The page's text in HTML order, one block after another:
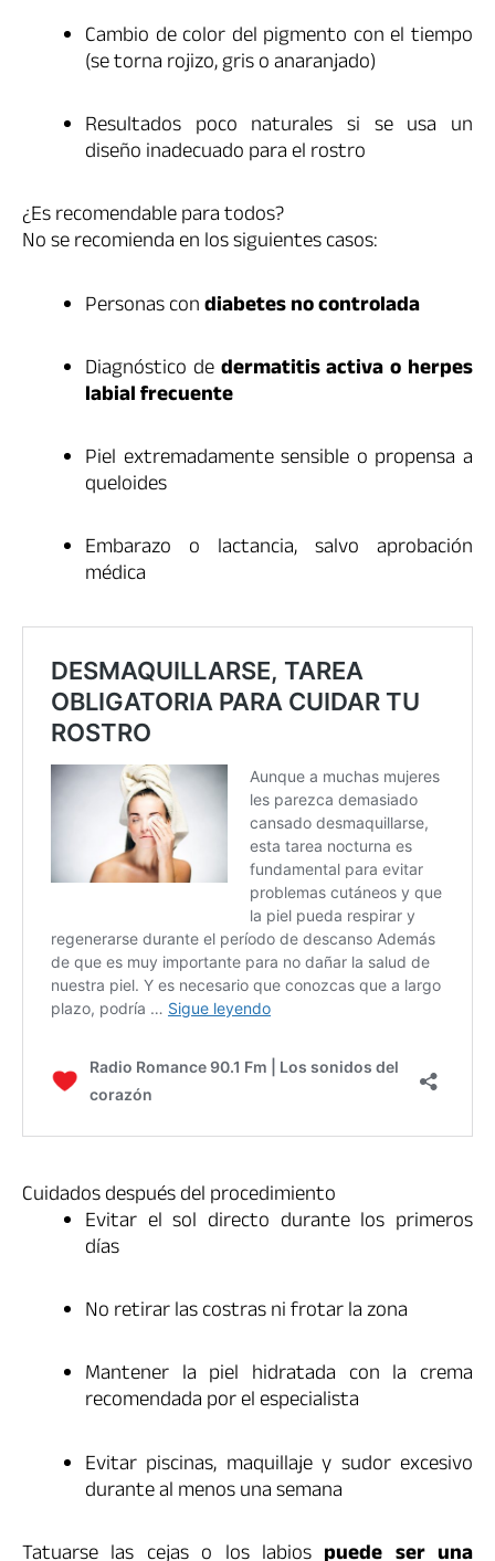
Cambio de color del pigmento con el tiempo
(se torna rojizo, gris o anaranjado)
Resultados poco naturales si se usa un
diseño inadecuado para el rostro
¿Es recomendable para todos?
No se recomienda en los siguientes casos:
Personas condiabetes no controlada
Diagnóstico dedermatitis activa o herpes
labial frecuente
Piel extremadamente sensible o propensa a
queloides
Embarazo o lactancia, salvo aprobación
médica
Cuidados después del procedimiento
Evitar el sol directo durante los primeros
días
No retirar las costras ni frotar la zona
Mantener la piel hidratada con la crema
recomendada por el especialista
Evitar piscinas, maquillaje y sudor excesivo
durante al menos una semana